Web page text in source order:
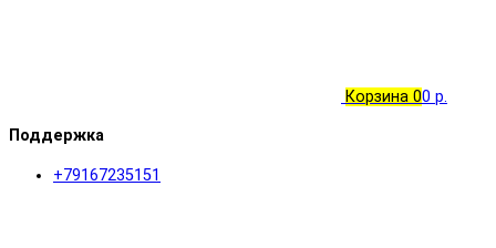
Корзина 00 р.
Поддержка
+79167235151